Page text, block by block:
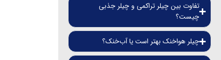
تفاوت بین چیلر تراکمی و چیلر جذبی
چیست؟
چیلر هواخنک بهتر است یا آب‌خنک؟